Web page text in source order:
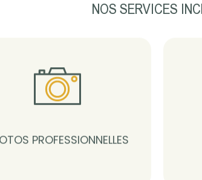
NOS SERVICES
PROFESSIONNELLES